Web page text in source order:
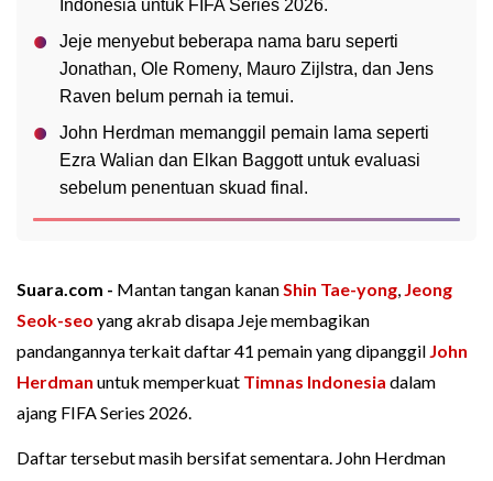
Indonesia untuk FIFA Series 2026.
Jeje menyebut beberapa nama baru seperti
Jonathan, Ole Romeny, Mauro Zijlstra, dan Jens
Raven belum pernah ia temui.
John Herdman memanggil pemain lama seperti
Ezra Walian dan Elkan Baggott untuk evaluasi
sebelum penentuan skuad final.
Suara.com - Mantan tangan kananShin Tae-yong, Jeong
Seok-seo yang akrab disapa Jeje membagikan
pandangannya terkait daftar 41 pemain yang dipanggil John
Herdman untuk memperkuat Timnas Indonesia dalam
ajang FIFA Series 2026.
Daftar tersebut masih bersifat sementara. John Herdman